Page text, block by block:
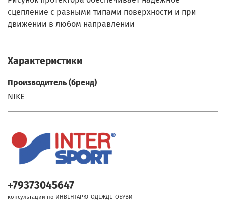
сцепление с разными типами поверхности и при
движении в любом направлении
Характеристики
Производитель (бренд)
NIKE
+79373045647
консультации по ИНВЕНТАРЮ-ОДЕЖДЕ-ОБУВИ